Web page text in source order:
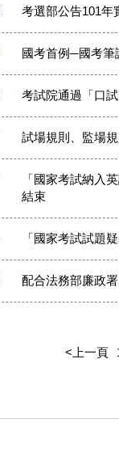
考選部公告101年
國考首例─國考筆
考試院通過「口
試場規則、監場
「國家考試納入
結束
「國家考試試題
配合法務部廉政
<上一頁